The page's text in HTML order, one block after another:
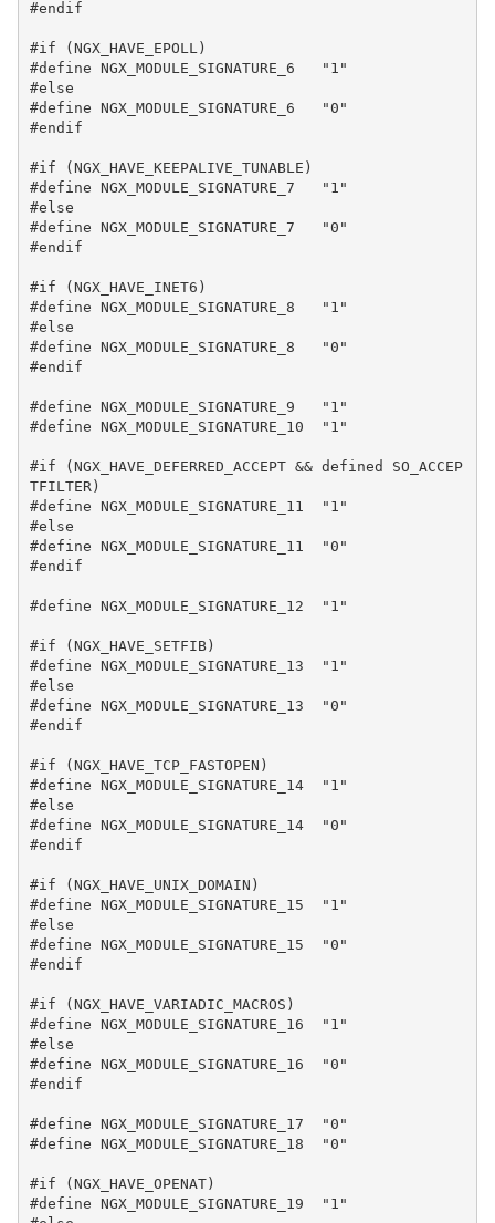
#endif
#if (NGX_HAVE_EPOLL)
#define NGX_MODULE_SIGNATURE_6   "1"
#else
#define NGX_MODULE_SIGNATURE_6   "0"
#endif
#if (NGX_HAVE_KEEPALIVE_TUNABLE)
#define NGX_MODULE_SIGNATURE_7   "1"
#else
#define NGX_MODULE_SIGNATURE_7   "0"
#endif
#if (NGX_HAVE_INET6)
#define NGX_MODULE_SIGNATURE_8   "1"
#else
#define NGX_MODULE_SIGNATURE_8   "0"
#endif
#define NGX_MODULE_SIGNATURE_9   "1"
#define NGX_MODULE_SIGNATURE_10  "1"
#if (NGX_HAVE_DEFERRED_ACCEPT && defined SO_ACCEP
TFILTER)
#define NGX_MODULE_SIGNATURE_11  "1"
#else
#define NGX_MODULE_SIGNATURE_11  "0"
#endif
#define NGX_MODULE_SIGNATURE_12  "1"
#if (NGX_HAVE_SETFIB)
#define NGX_MODULE_SIGNATURE_13  "1"
#else
#define NGX_MODULE_SIGNATURE_13  "0"
#endif
#if (NGX_HAVE_TCP_FASTOPEN)
#define NGX_MODULE_SIGNATURE_14  "1"
#else
#define NGX_MODULE_SIGNATURE_14  "0"
#endif
#if (NGX_HAVE_UNIX_DOMAIN)
#define NGX_MODULE_SIGNATURE_15  "1"
#else
#define NGX_MODULE_SIGNATURE_15  "0"
#endif
#if (NGX_HAVE_VARIADIC_MACROS)
#define NGX_MODULE_SIGNATURE_16  "1"
#else
#define NGX_MODULE_SIGNATURE_16  "0"
#endif
#define NGX_MODULE_SIGNATURE_17  "0"
#define NGX_MODULE_SIGNATURE_18  "0"
#if (NGX_HAVE_OPENAT)
#define NGX_MODULE_SIGNATURE_19  "1"